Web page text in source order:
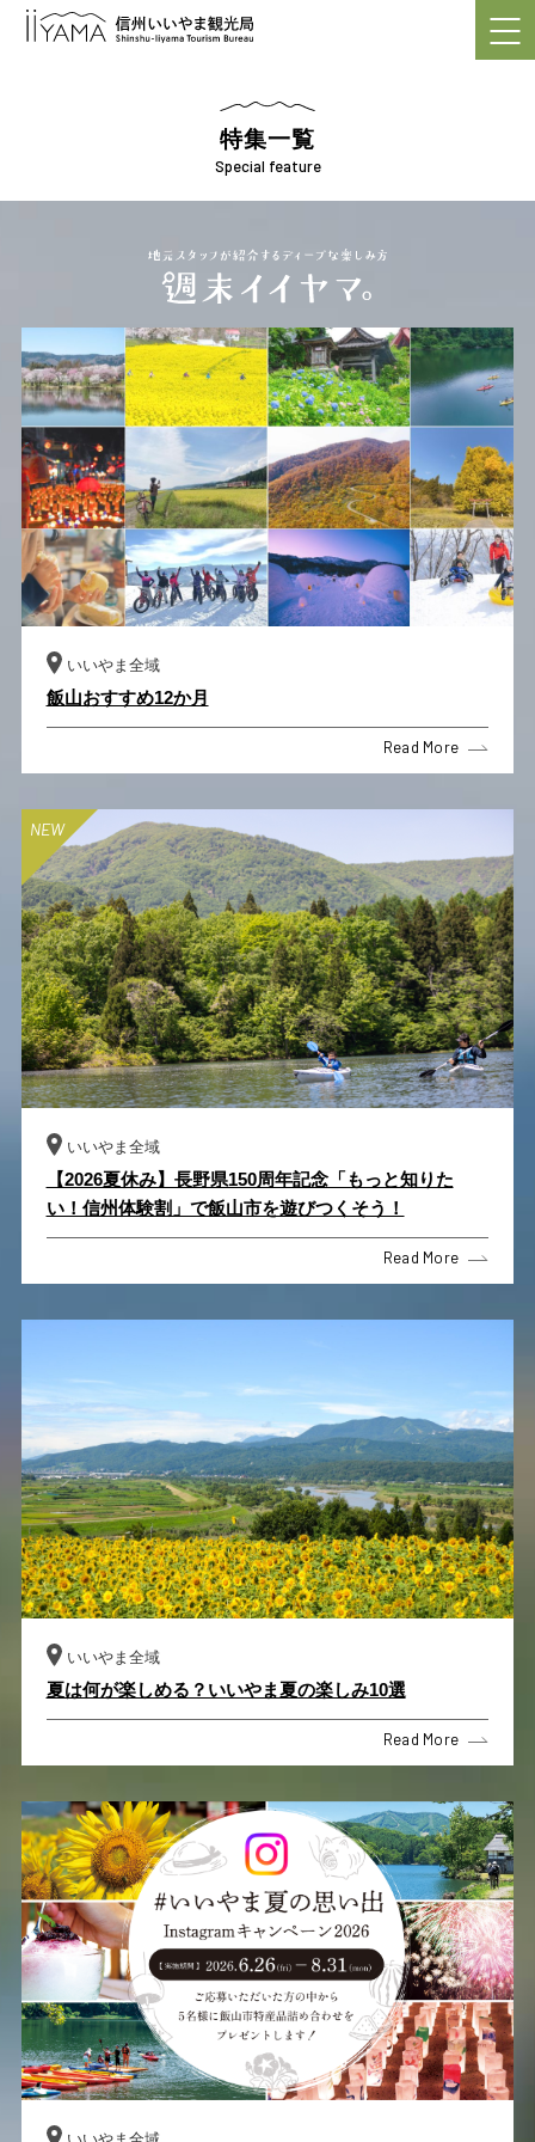
特集一覧
Special feature
いいやま全域
飯山おすすめ12か月
Read More
NEW
いいやま全域
【2026夏休み】長野県150周年記念「もっと知りた
い！信州体験割」で飯山市を遊びつくそう！
Read More
いいやま全域
夏は何が楽しめる？いいやま夏の楽しみ10選
Read More